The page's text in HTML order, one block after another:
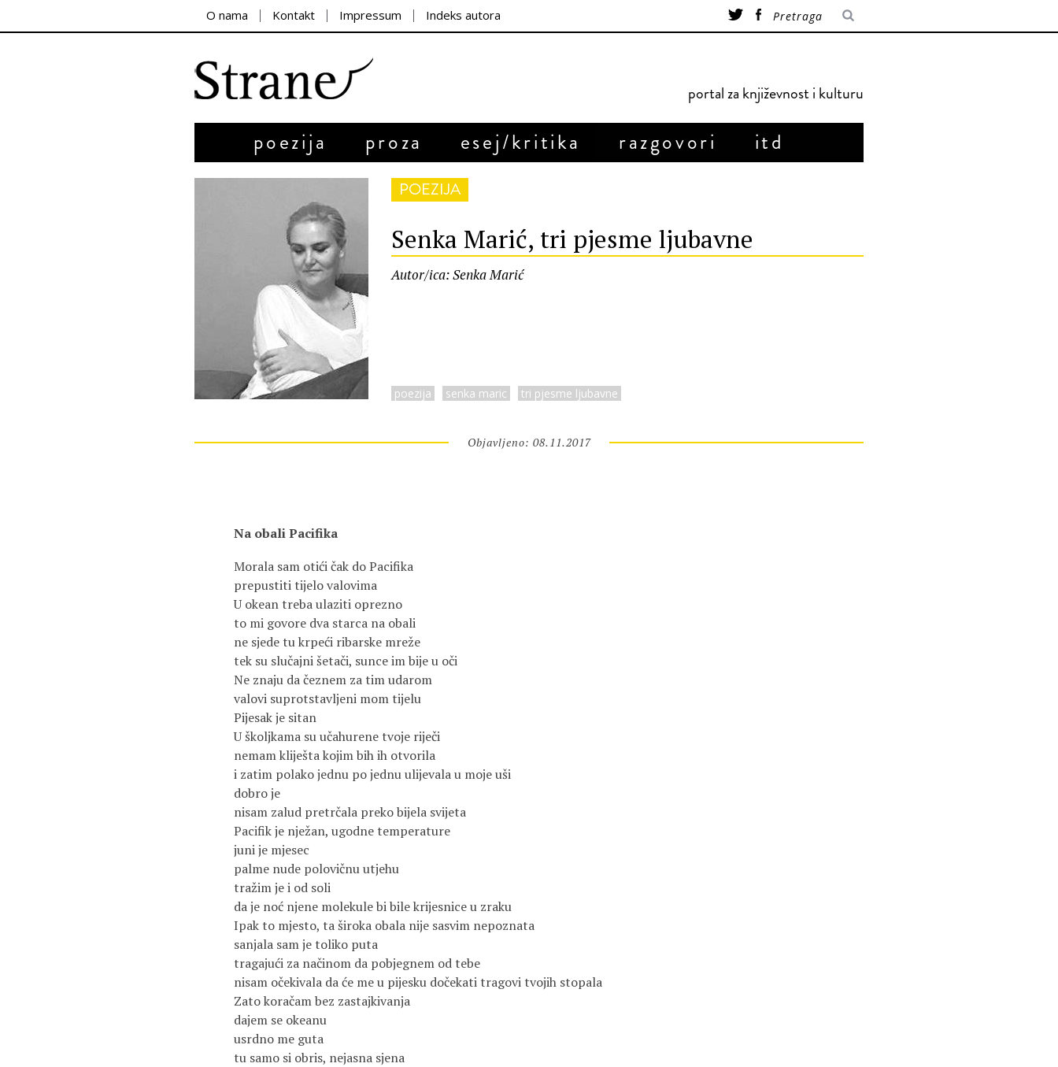
O nama Kontakt Impressum Indeks autora
portal za književnost i kulturu
poezija proza esej/kritika razgovori itd
POEZIJA
Senka Marić, tri pjesme ljubavne
Autor/ica: Senka Marić
poezija senka maric tri pjesme ljubavne
Objavljeno: 08.11.2017
Na obali Pacifika
Morala sam otići čak do Pacifika
prepustiti tijelo valovima
U okean treba ulaziti oprezno
to mi govore dva starca na obali
ne sjede tu krpeći ribarske mreže
tek su slučajni šetači, sunce im bije u oči
Ne znaju da čeznem za tim udarom
valovi suprotstavljeni mom tijelu
Pijesak je sitan
U školjkama su učahurene tvoje riječi
nemam kliješta kojim bih ih otvorila
i zatim polako jednu po jednu ulijevala u moje uši
dobro je
nisam zalud pretrčala preko bijela svijeta
Pacifik je nježan, ugodne temperature
juni je mjesec
palme nude polovičnu utjehu
tražim je i od soli
da je noć njene molekule bi bile krijesnice u zraku
Ipak to mjesto, ta široka obala nije sasvim nepoznata
sanjala sam je toliko puta
tragajući za načinom da pobjegnem od tebe
nisam očekivala da će me u pijesku dočekati tragovi tvojih stopala
Zato koračam bez zastajkivanja
dajem se okeanu
usrdno me guta
tu samo si obris, nejasna sjena